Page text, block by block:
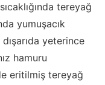
tereyağ
yumuşacık
yeterince
hamuru
eritilmiş tereyağ